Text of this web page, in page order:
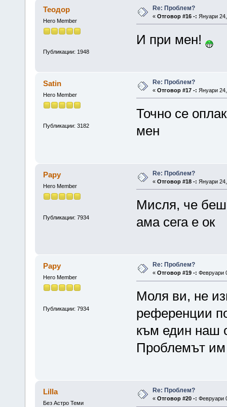
Теодор
Hero Member
Публикации: 1948
Re: Проблем?
« Отговор #16 -: Януари
И при мен!
Satin
Hero Member
Публикации: 3182
Re: Проблем?
« Отговор #17 -: Януари
Точно се
мен
Papy
Hero Member
Публикации: 7934
Re: Проблем?
« Отговор #18 -: Януари
Мисля, че
ама сега е ок
Papy
Hero Member
Публикации: 7934
Re: Проблем?
« Отговор #19 -: Февруари
Моля ви, не
референции
към един
Проблемът им
Lilla
Без Астро Теми
Re: Проблем?
« Отговор #20 -: Февруари